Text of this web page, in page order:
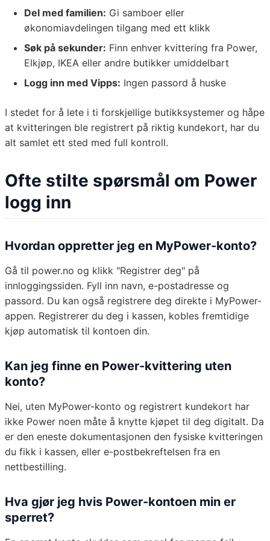
Del med familien: Gi samboer eller
økonomiavdelingen tilgang med ett klikk
Søk på sekunder: Finn enhver kvittering fra Power,
Elkjøp, IKEA eller andre butikker umiddelbart
Logg inn med Vipps: Ingen passord å huske
I stedet for å lete i ti forskjellige butikksystemer og håpe
at kvitteringen ble registrert på riktig kundekort, har du
alt samlet ett sted med full kontroll.
Ofte stilte spørsmål om Power
logg inn
Hvordan oppretter jeg en MyPower-konto?
Gå til power.no og klikk "Registrer deg" på
innloggingssiden. Fyll inn navn, e-postadresse og
passord. Du kan også registrere deg direkte i MyPower-
appen. Registrerer du deg i kassen, kobles fremtidige
kjøp automatisk til kontoen din.
Kan jeg finne en Power-kvittering uten
konto?
Nei, uten MyPower-konto og registrert kundekort har
ikke Power noen måte å knytte kjøpet til deg digitalt. Da
er den eneste dokumentasjonen den fysiske kvitteringen
du fikk i kassen, eller e-postbekreftelsen fra en
nettbestilling.
Hva gjør jeg hvis Power-kontoen min er
sperret?